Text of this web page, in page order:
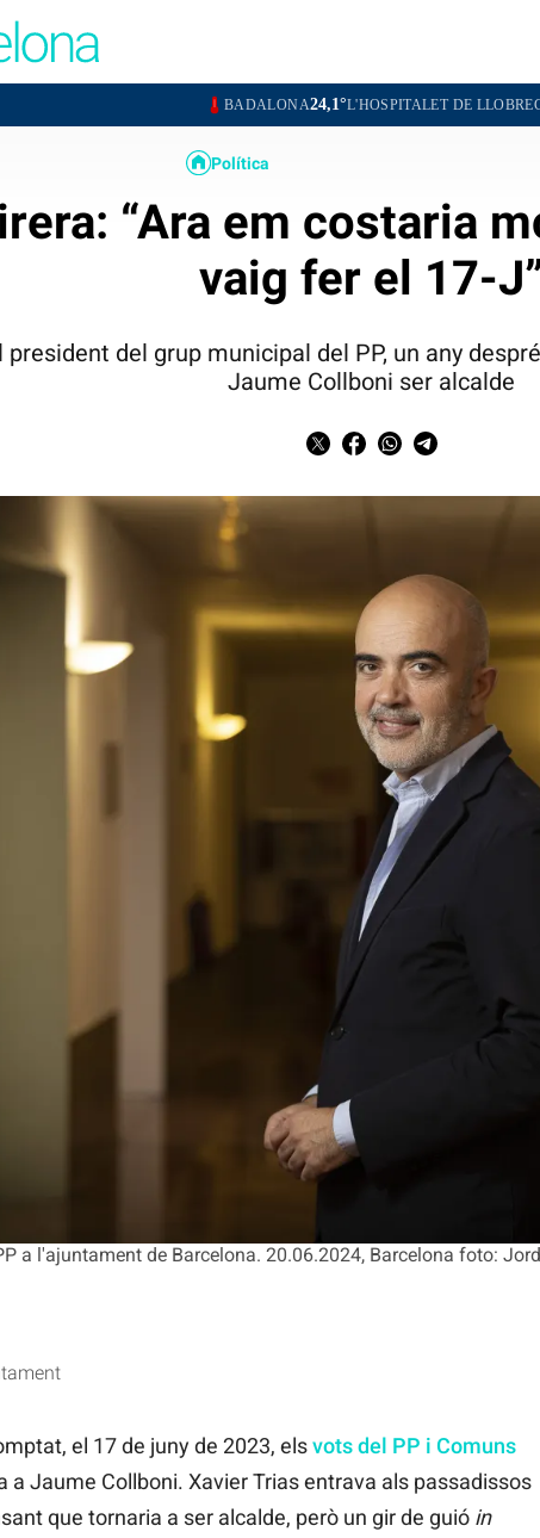
24,1°L'HOSPITALET DE LLOBREGAT25,2°
a l'ajuntament de Barcelona. 20.06.2024, Barcelona foto:
Política
“Ara em costaria
vaig fer el 17-
president del grup municipal del PP, un any
Jaume Collboni ser alcalde
el 17 de juny de 2023, elsvots del PP i Comuns
a Jaume Collboni. Xavier Trias entrava als passadissos
que tornaria a ser alcalde, però un gir de guió in